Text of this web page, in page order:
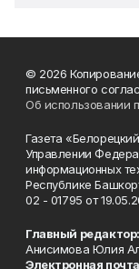
© 2026
письменного
Об использовании
Газета
Управлении
информационных
Республике
02 - 01795 от
Главный редактор:
Анисимова Юлия
Электронная